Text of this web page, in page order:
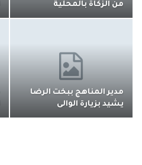
من الزكاة بالمحلية
مدير المناهج ببخت الرضا
يشيد بزيارة الوالى